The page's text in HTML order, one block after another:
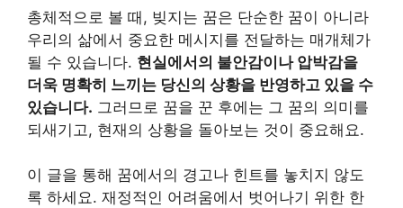
총체적으로 볼 때, 빚지는 꿈은 단순한 꿈이 아니라
우리의 삶에서 중요한 메시지를 전달하는 매개체가
될 수 있습니다. 현실에서의 불안감이나 압박감을
더욱 명확히 느끼는 당신의 상황을 반영하고 있을 수
있습니다. 그러므로 꿈을 꾼 후에는 그 꿈의 의미를
되새기고, 현재의 상황을 돌아보는 것이 중요해요.
이 글을 통해 꿈에서의 경고나 힌트를 놓치지 않도
록 하세요. 재정적인 어려움에서 벗어나기 위한 한